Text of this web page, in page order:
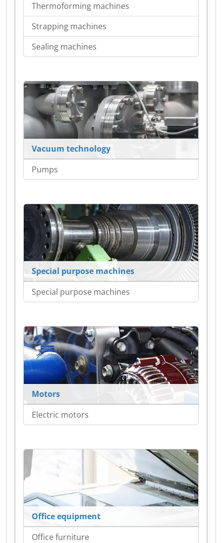
Thermoforming machines
Strapping machines
Sealing machines
Vacuum technology
Pumps
Special purpose machines
Special purpose machines
Motors
Electric motors
Office equipment
Office furniture